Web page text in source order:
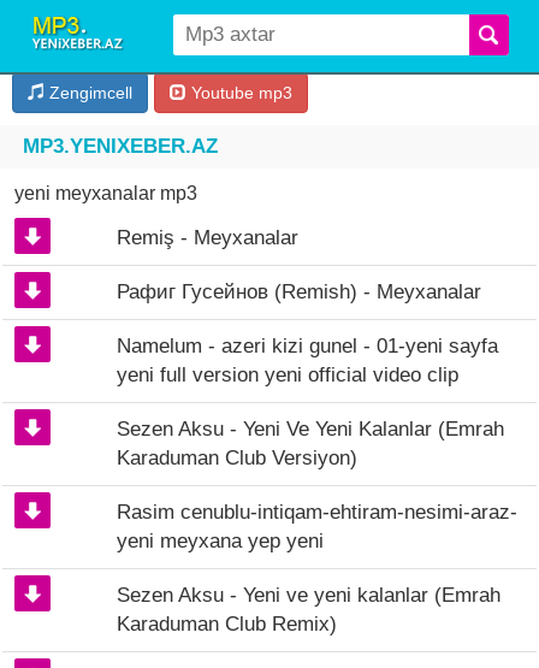
Zengimcell Youtube mp3
MP3.YENIXEBER.AZ
yeni meyxanalar mp3
Remiş - Meyxanalar
Рафиг Гусейнов (Remish) - Meyxanalar
Namelum - azeri kizi gunel - 01-yeni sayfa
yeni full version yeni official video clip
Sezen Aksu - Yeni Ve Yeni Kalanlar (Emrah
Karaduman Club Versiyon)
Rasim cenublu-intiqam-ehtiram-nesimi-araz-
yeni meyxana yep yeni
Sezen Aksu - Yeni ve yeni kalanlar (Emrah
Karaduman Club Remix)